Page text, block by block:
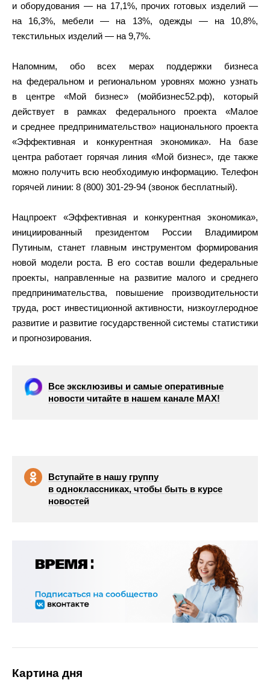
и оборудования — на 17,1%, прочих готовых изделий —
на 16,3%, мебели — на 13%, одежды — на 10,8%,
текстильных изделий — на 9,7%.
Напомним, обо всех мерах поддержки бизнеса
на федеральном и региональном уровнях можно узнать
в центре «Мой бизнес» (мойбизнес52.рф), который
действует в рамках федерального проекта «Малое
и среднее предпринимательство» национального проекта
«Эффективная и конкурентная экономика». На базе
центра работает горячая линия «Мой бизнес», где также
можно получить всю необходимую информацию. Телефон
горячей линии: 8 (800) 301-29-94 (звонок бесплатный).
Нацпроект «Эффективная и конкурентная экономика»,
инициированный президентом России Владимиром
Путиным, станет главным инструментом формирования
новой модели роста. В его состав вошли федеральные
проекты, направленные на развитие малого и среднего
предпринимательства, повышение производительности
труда, рост инвестиционной активности, низкоуглеродное
развитие и развитие государственной системы статистики
и прогнозирования.
Все эксклюзивы и самые оперативные
новости читайте в нашем канале МАХ!
Вступайте в нашу группу
в одноклассниках, чтобы быть в курсе
новостей
Картина дня